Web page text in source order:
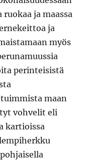
ja maassa
ja
myös
perinteisistä
maan
vohvelit eli
kartioissa